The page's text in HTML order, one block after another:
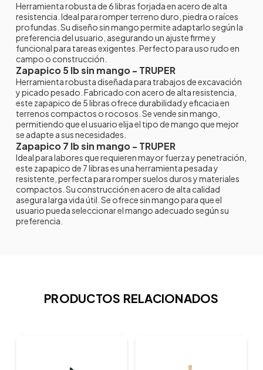
Herramienta robusta de 6 libras forjada en acero de alta
resistencia. Ideal para romper terreno duro, piedra o raíces
profundas. Su diseño sin mango permite adaptarlo según la
preferencia del usuario, asegurando un ajuste firme y
funcional para tareas exigentes. Perfecto para uso rudo en
campo o construcción.
Zapapico 5 lb sin mango - TRUPER
Herramienta robusta diseñada para trabajos de excavación
y picado pesado. Fabricado con acero de alta resistencia,
este zapapico de 5 libras ofrece durabilidad y eficacia en
terrenos compactos o rocosos. Se vende sin mango,
permitiendo que el usuario elija el tipo de mango que mejor
se adapte a sus necesidades.
Zapapico 7 lb sin mango - TRUPER
Ideal para labores que requieren mayor fuerza y penetración,
este zapapico de 7 libras es una herramienta pesada y
resistente, perfecta para romper suelos duros y materiales
compactos. Su construcción en acero de alta calidad
asegura larga vida útil. Se ofrece sin mango para que el
usuario pueda seleccionar el mango adecuado según su
preferencia.
PRODUCTOS RELACIONADOS